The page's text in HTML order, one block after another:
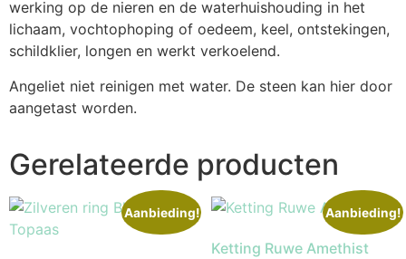
werking op de nieren en de waterhuishouding in het
lichaam, vochtophoping of oedeem, keel, ontstekingen,
schildklier, longen en werkt verkoelend.
Angeliet niet reinigen met water. De steen kan hier door
aangetast worden.
Gerelateerde producten
Aanbieding! Aanbieding!
Ketting Ruwe Amethist